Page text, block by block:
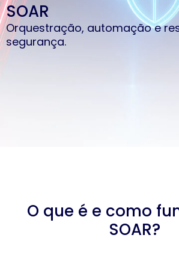
SOAR
Orquestração, automação e
segurança.
O que é e como
SOAR?